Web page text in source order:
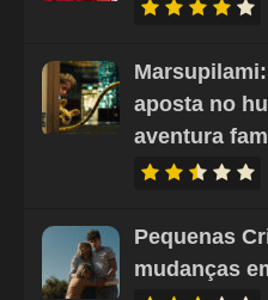
aposta no
aventura
Pequenas
mudanças